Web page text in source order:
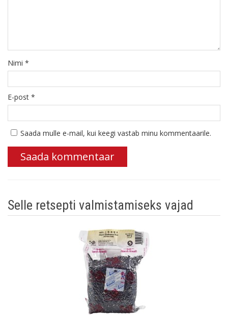
Nimi *
E-post *
Saada mulle e-mail, kui keegi vastab minu kommentaarile.
Selle retsepti valmistamiseks vajad